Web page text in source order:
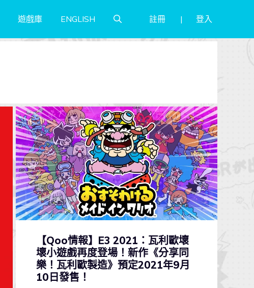
遊戲庫 ENGLISH 註冊 登入
【Qoo情報】E3 2021：瓦利歐壞
壞小遊戲再度登場！新作《分享同
樂！瓦利歐製造》預定2021年9月
10日發售！